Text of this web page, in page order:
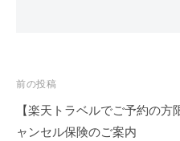
投
稿
ナ
前の投稿
【楽天トラベルでご予約の
ャンセル保険のご案内